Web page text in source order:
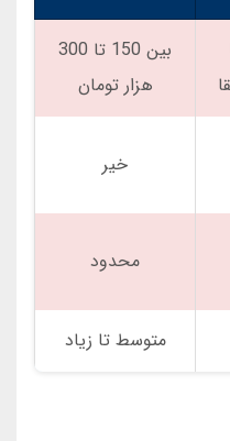
بین 150 تا 300
هزار تومان
خیر
محدود
متوسط تا زیاد